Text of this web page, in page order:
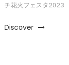
チ花火フェスタ2023
Discover